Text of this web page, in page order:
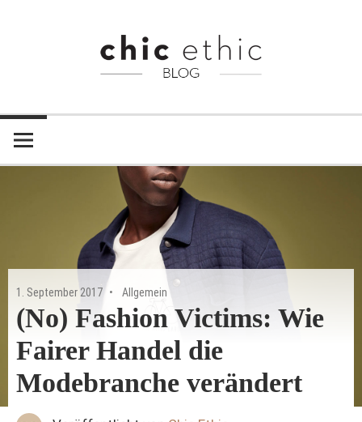
Chic
Ethic
Ethic
–
1. September 2017 Allgemein
(No) Fashion Victims: Wie
Fairer Handel die
Modebranche verändert